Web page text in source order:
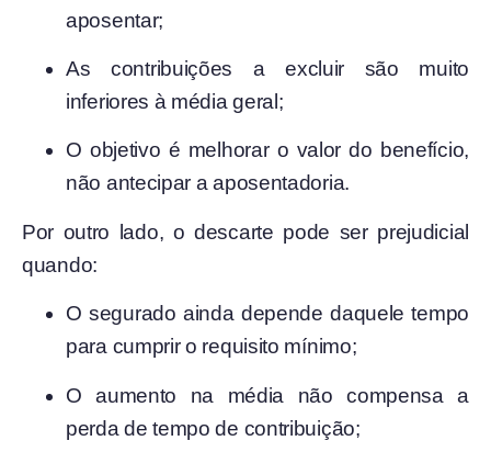
aposentar;
As contribuições a excluir são muito
inferiores à média geral;
O objetivo é melhorar o valor do benefício,
não antecipar a aposentadoria.
Por outro lado, o descarte pode ser prejudicial
quando:
O segurado ainda depende daquele tempo
para cumprir o requisito mínimo;
O aumento na média não compensa a
perda de tempo de contribuição;